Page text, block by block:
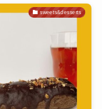
sweets&desserts